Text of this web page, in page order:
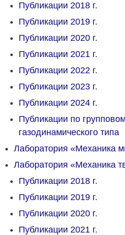
Публикации 2018 г.
Публикации 2019 г.
Публикации 2020 г.
Публикации 2021 г.
Публикации 2022 г.
Публикации 2023 г.
Публикации 2024 г.
Публикации по
газодинамического типа
Лаборатория «Механика
Лаборатория «Механика
Публикации 2018 г.
Публикации 2019 г.
Публикации 2020 г.
Публикации 2021 г.